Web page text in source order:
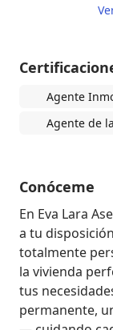
Agente
Agente de
Conóceme
En Eva Lara
a tu
totalmente
la vivienda
tus
permanente,